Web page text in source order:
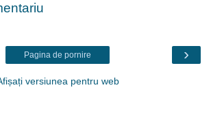
›
Pagina de pornire
versiunea pentru web